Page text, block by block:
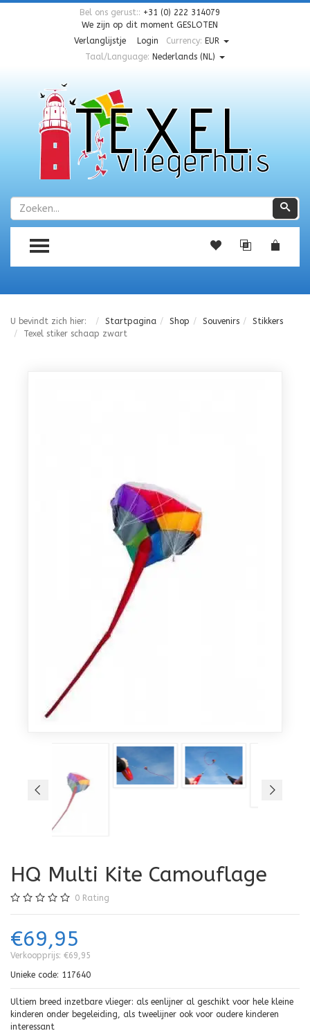
Bel ons gerust:: +31 (0) 222 314079
We zijn op dit moment GESLOTEN
Verlanglijstje
Login Currency: EUR
Taal/Language: Nederlands (NL)
Zoeken
TOGGLE MENU
U bevindt zich hier: Startpagina Shop Souvenirs
Stikkers
Texel stiker schaap zwart
HQ Multi Kite Camouflage
0 Rating
€69,95
Verkoopprijs: €69,95
Unieke code: 117640
Ultiem breed inzetbare vlieger: als eenlijner al geschikt voor hele kleine
kinderen onder begeleiding, als tweelijner ook voor oudere kinderen
interessant